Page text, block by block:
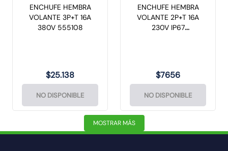
ENCHUFE HEMBRA
VOLANTE 3P+T 16A
380V 555108
$25.138
NO DISPONIBLE
ENCHUFE HEMBRA
VOLANTE 2P+T 16A
230V IP67
$7656
NO DISPONIBLE
MOSTRAR MÁS